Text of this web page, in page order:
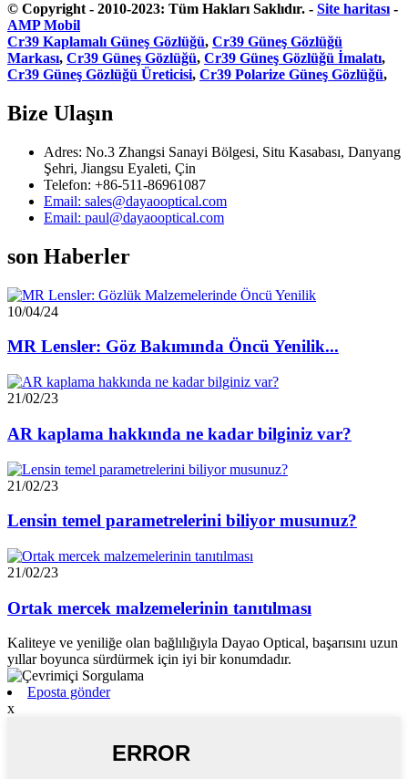
© Copyright - 2010-2023: Tüm Hakları Saklıdır. - Site haritası -
AMP Mobil
Cr39 Kaplamalı Güneş Gözlüğü, Cr39 Güneş Gözlüğü
Markası, Cr39 Güneş Gözlüğü, Cr39 Güneş Gözlüğü İmalatı,
Cr39 Güneş Gözlüğü Üreticisi, Cr39 Polarize Güneş Gözlüğü,
Bize Ulaşın
Adres: No.3 Zhangsi Sanayi Bölgesi, Situ Kasabası, Danyang
Şehri, Jiangsu Eyaleti, Çin
Telefon: +86-511-86961087
Email: sales@dayaooptical.com
Email: paul@dayaooptical.com
son Haberler
10/04/24
MR Lensler: Göz Bakımında Öncü Yenilik...
21/02/23
AR kaplama hakkında ne kadar bilginiz var?
21/02/23
Lensin temel parametrelerini biliyor musunuz?
21/02/23
Ortak mercek malzemelerinin tanıtılması
Kaliteye ve yeniliğe olan bağlılığıyla Dayao Optical, başarısını uzun
yıllar boyunca sürdürmek için iyi bir konumdadır.
Eposta gönder
x